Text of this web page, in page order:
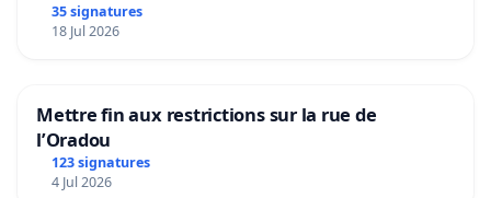
35 signatures
18 Jul 2026
Mettre fin aux restrictions sur la rue de
l’Oradou
123 signatures
4 Jul 2026